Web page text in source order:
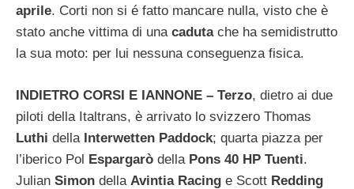
aprile. Corti non si é fatto mancare nulla, visto che è
stato anche vittima di una cadutache ha semidistrutto
la sua moto: per lui nessuna conseguenza fisica.
INDIETRO CORSI E IANNONE – Terzo, dietro ai due
piloti della Italtrans, è arrivato lo svizzero Thomas
Luthi della Interwetten Paddock; quarta piazza per
l’iberico Pol Espargarò della Pons 40 HP Tuenti.
Julian Simon della Avintia Racing e Scott Redding